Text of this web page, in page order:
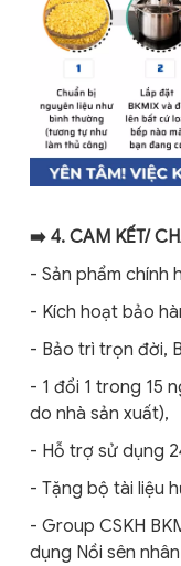
➡️ 4. CAM KẾT/
- Sản phẩm chính
- Kích hoạt bảo
- Bảo trì trọn đời,
- 1 đổi 1 trong 15
do nhà sản xuất),
- Hỗ trợ sử dụng
- Tặng bộ tài liệu
- Group CSKH
dụng Nồi sên